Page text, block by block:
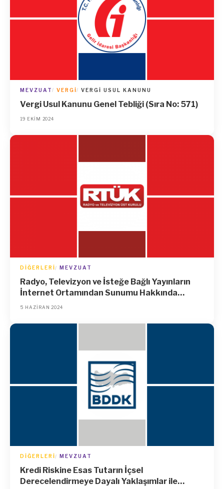
MEVZUAT VERGI VERGI USUL KANUNU
Vergi Usul Kanunu Genel Tebliği (Sıra No: 571)
19 EKIM 2024
DIĞERLERI MEVZUAT
Radyo, Televizyon ve İsteğe Bağlı Yayınların
İnternet Ortamından Sunumu Hakkında
Yönetmelikte Değişiklik Yapılmasına Dair
5 HAZIRAN 2024
DIĞERLERI MEVZUAT
Kredi Riskine Esas Tutarın İçsel
Derecelendirmeye Dayalı Yaklaşımlar ile